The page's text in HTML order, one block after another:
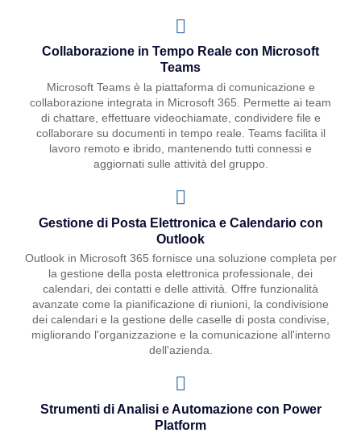
Collaborazione in Tempo Reale con Microsoft
Teams
Microsoft Teams è la piattaforma di comunicazione e
collaborazione integrata in Microsoft 365. Permette ai team
di chattare, effettuare videochiamate, condividere file e
collaborare su documenti in tempo reale. Teams facilita il
lavoro remoto e ibrido, mantenendo tutti connessi e
aggiornati sulle attività del gruppo.
Gestione di Posta Elettronica e Calendario con
Outlook
Outlook in Microsoft 365 fornisce una soluzione completa per
la gestione della posta elettronica professionale, dei
calendari, dei contatti e delle attività. Offre funzionalità
avanzate come la pianificazione di riunioni, la condivisione
dei calendari e la gestione delle caselle di posta condivise,
migliorando l'organizzazione e la comunicazione all'interno
dell'azienda.
Strumenti di Analisi e Automazione con Power
Platform